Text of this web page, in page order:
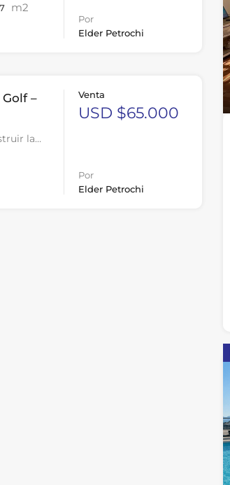
m2
Por
Elder Petrochi
–
la…
Venta
USD $65.000
Por
Elder Petrochi